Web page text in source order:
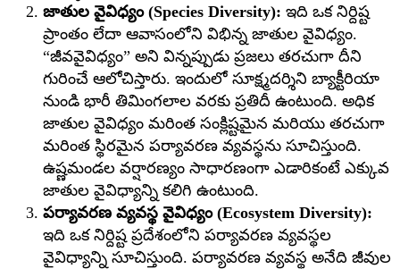
జాతుల వైవిధ్యం (Species Diversity): ఇది ఒక నిర్దిష్ట
ప్రాంతం లేదా ఆవాసంలోని విభిన్న జాతుల వైవిధ్యం.
“జీవవైవిధ్యం” అని విన్నప్పుడు ప్రజలు తరచుగా దీని
గురించే ఆలోచిస్తారు. ఇందులో సూక్ష్మదర్శిని బ్యాక్టీరియా
నుండి భారీ తిమింగలాల వరకు ప్రతిదీ ఉంటుంది. అధిక
జాతుల వైవిధ్యం మరింత సంక్లిష్టమైన మరియు తరచుగా
మరింత స్థిరమైన పర్యావరణ వ్యవస్థను సూచిస్తుంది.
ఉష్ణమండల వర్షారణ్యం సాధారణంగా ఎడారికంటే ఎక్కువ
జాతుల వైవిధ్యాన్ని కలిగి ఉంటుంది.
పర్యావరణ వ్యవస్థ వైవిధ్యం (Ecosystem Diversity):
ఇది ఒక నిర్దిష్ట ప్రదేశంలోని పర్యావరణ వ్యవస్థల
వైవిధ్యాన్ని సూచిస్తుంది. పర్యావరణ వ్యవస్థ అనేది జీవుల